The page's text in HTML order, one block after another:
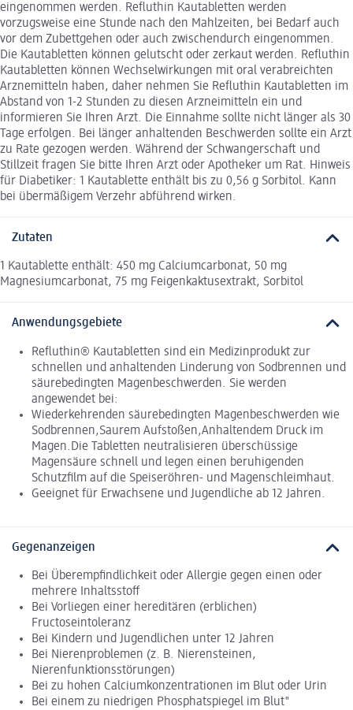
eingenommen werden. Refluthin Kautabletten werden
vorzugsweise eine Stunde nach den Mahlzeiten, bei Bedarf auch
vor dem Zubettgehen oder auch zwischendurch eingenommen.
Die Kautabletten können gelutscht oder zerkaut werden. Refluthin
Kautabletten können Wechselwirkungen mit oral verabreichten
Arznemitteln haben, daher nehmen Sie Refluthin Kautabletten im
Abstand von 1-2 Stunden zu diesen Arzneimitteln ein und
informieren Sie Ihren Arzt. Die Einnahme sollte nicht länger als 30
Tage erfolgen. Bei länger anhaltenden Beschwerden sollte ein Arzt
zu Rate gezogen werden. Während der Schwangerschaft und
Stillzeit fragen Sie bitte Ihren Arzt oder Apotheker um Rat. Hinweis
für Diabetiker: 1 Kautablette enthält bis zu 0,56 g Sorbitol. Kann
bei übermäßigem Verzehr abführend wirken.
Zutaten
1 Kautablette enthält: 450 mg Calciumcarbonat, 50 mg
Magnesiumcarbonat, 75 mg Feigenkaktusextrakt, Sorbitol
Anwendungsgebiete
Refluthin® Kautabletten sind ein Medizinprodukt zur
schnellen und anhaltenden Linderung von Sodbrennen und
säurebedingten Magenbeschwerden. Sie werden
angewendet bei:
Wiederkehrenden säurebedingten Magenbeschwerden wie
Sodbrennen,Saurem Aufstoßen,Anhaltendem Druck im
Magen.Die Tabletten neutralisieren überschüssige
Magensäure schnell und legen einen beruhigenden
Schutzfilm auf die Speiseröhren- und Magenschleimhaut.
Geeignet für Erwachsene und Jugendliche ab 12 Jahren.
Gegenanzeigen
Bei Überempfindlichkeit oder Allergie gegen einen oder
mehrere Inhaltsstoff
Bei Vorliegen einer hereditären (erblichen)
Fructoseintoleranz
Bei Kindern und Jugendlichen unter 12 Jahren
Bei Nierenproblemen (z. B. Nierensteinen,
Nierenfunktionsstörungen)
Bei zu hohen Calciumkonzentrationen im Blut oder Urin
Bei einem zu niedrigen Phosphatspiegel im Blut"